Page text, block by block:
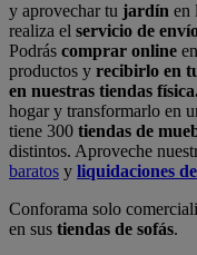
y aprovechar tu jardín en
realiza el servicio de
Podrás comprar online
productos y recibirlo en
en nuestras tiendas
hogar y transformarlo en
tiene 300 tiendas de
distintos. Aproveche
baratos y liquidaciones
Conforama solo
en sus tiendas de sofás.